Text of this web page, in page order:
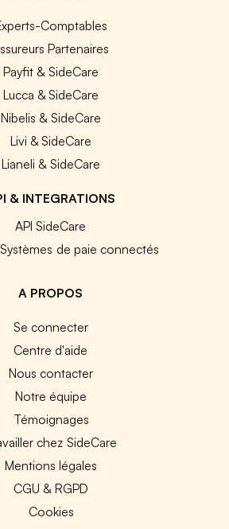
Comptables
Partenaires
Payfit & SideCare
Lucca & SideCare
Nibelis & SideCare
Livi & SideCare
Lianeli & SideCare
& INTEGRATIONS
API SideCare
Systèmes de paie connectés
A PROPOS
Se connecter
Centre d'aide
Nous contacter
Notre équipe
Témoignages
chez SideCare
Mentions légales
CGU & RGPD
Cookies